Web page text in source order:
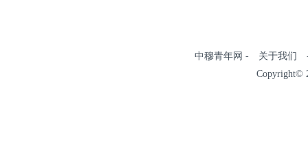
中穆青年网 - 关于我们
Copyright©